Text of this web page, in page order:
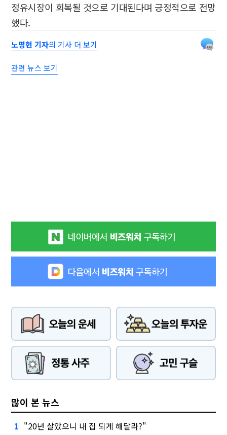
정유시장이 회복될 것으로 기대된다며 긍정적으로 전망
했다.
노명현 기자의 기사 더 보기
관련 뉴스 보기
많이 본 뉴스
1 "20년 살았으니 내 집 되게 해달라?"